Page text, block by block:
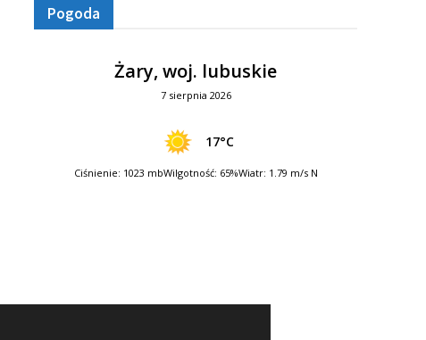
Pogoda
Żary, woj. lubuskie
7 sierpnia 2026
17°C
Ciśnienie: 1023 mbWilgotność: 65%Wiatr: 1.79 m/s N